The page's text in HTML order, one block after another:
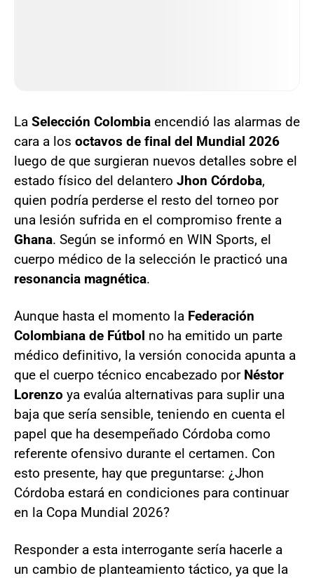
La Selección Colombia encendió las alarmas de
cara a los octavos de final del Mundial 2026
luego de que surgieran nuevos detalles sobre el
estado físico del delantero Jhon Córdoba,
quien podría perderse el resto del torneo por
una lesión sufrida en el compromiso frente a
Ghana. Según se informó en WIN Sports, el
cuerpo médico de la selección le practicó una
resonancia magnética.
Aunque hasta el momento la Federación
Colombiana de Fútbol no ha emitido un parte
médico definitivo, la versión conocida apunta a
que el cuerpo técnico encabezado por Néstor
Lorenzo ya evalúa alternativas para suplir una
baja que sería sensible, teniendo en cuenta el
papel que ha desempeñado Córdoba como
referente ofensivo durante el certamen. Con
esto presente, hay que preguntarse: ¿Jhon
Córdoba estará en condiciones para continuar
en la Copa Mundial 2026?
Responder a esta interrogante sería hacerle a
un cambio de planteamiento táctico, ya que la